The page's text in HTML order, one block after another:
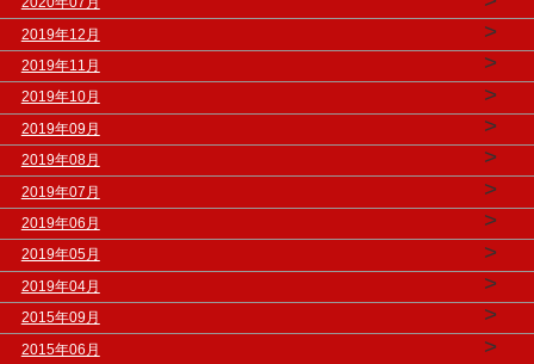
2019年12月 >
2019年11月 >
2019年10月 >
2019年09月 >
2019年08月 >
2019年07月 >
2019年06月 >
2019年05月 >
2019年04月 >
2015年09月 >
2015年06月 >